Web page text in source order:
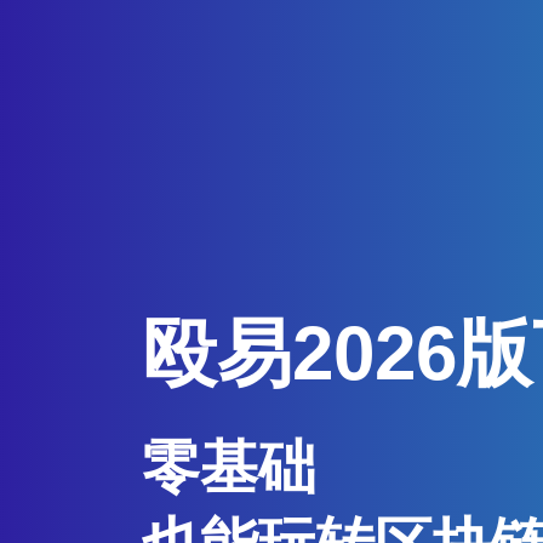
殴易2026
零基础